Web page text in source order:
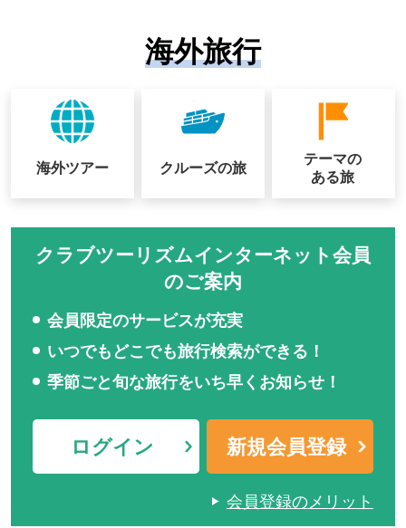
海外旅行
海外ツアー クルーズの旅
テーマの
ある旅
クラブツーリズムインターネット会員
のご案内
会員限定のサービスが充実
いつでもどこでも旅行検索ができる！
季節ごと旬な旅行をいち早くお知らせ！
ログイン 新規会員登録
会員登録のメリット